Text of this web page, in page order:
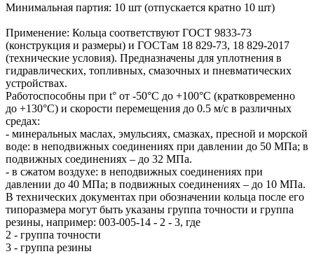
Минимальная партия: 10 шт (отпускается кратно 10 шт)
Применение: Кольца соответствуют ГОСТ 9833-73
(конструкция и размеры) и ГОСТам 18 829-73, 18 829-2017
(технические условия). Предназначены для уплотнения в
гидравлических, топливных, смазочных и пневматических
устройствах.
Работоспособны при t° от -50°С до +100°С (кратковременно
до +130°С) и скорости перемещения до 0.5 м/с в различных
средах:
- минеральных маслах, эмульсиях, смазках, пресной и морской
воде: в неподвижных соединениях при давлении до 50 МПа; в
подвижных соединениях – до 32 МПа.
- в сжатом воздухе: в неподвижных соединениях при
давлении до 40 МПа; в подвижных соединениях – до 10 МПа.
В технических документах при обозначении кольца после его
типоразмера могут быть указаны группа точности и группа
резины, например: 003-005-14 - 2 - 3, где
2 - группа точности
3 - группа резины